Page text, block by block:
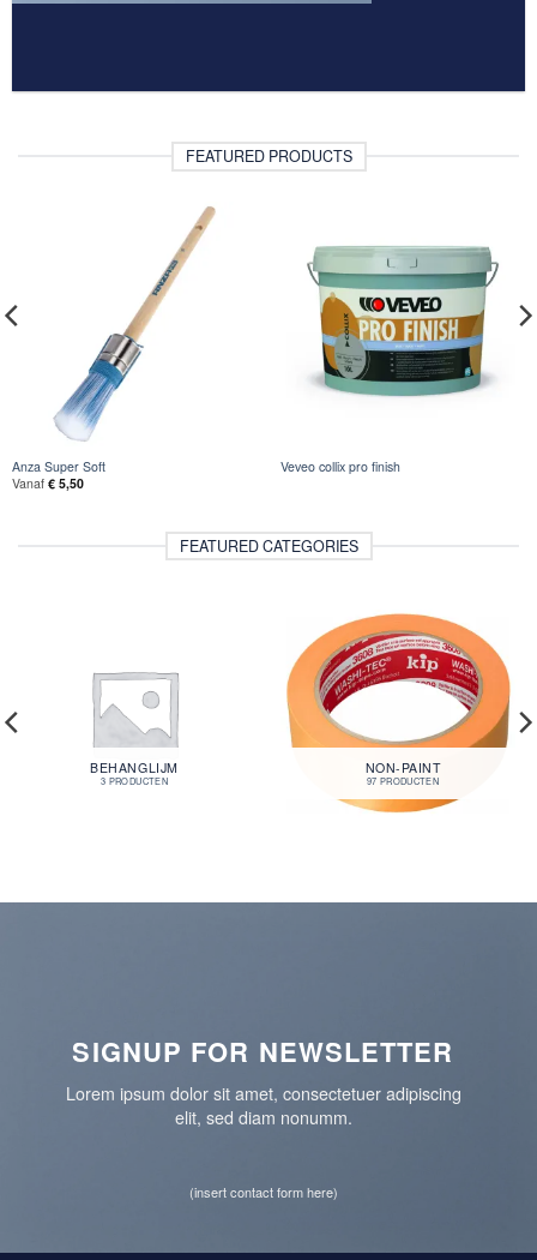
FEATURED PRODUCTS
Anza Super Soft
Vanaf €5,50
Veveo collix pro finish
FEATURED CATEGORIES
BEHANGLIJM
3 PRODUCTEN
NON-PAINT
97 PRODUCTEN
SIGNUP FOR NEWSLETTER
Lorem ipsum dolor sit amet, consectetuer adipiscing
elit, sed diam nonumm.
(insert contact form here)